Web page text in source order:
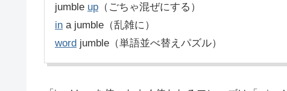
jumble up （ごちゃ混ぜにする）
in a jumble（乱雑に）
word jumble（単語並べ替えパズル）